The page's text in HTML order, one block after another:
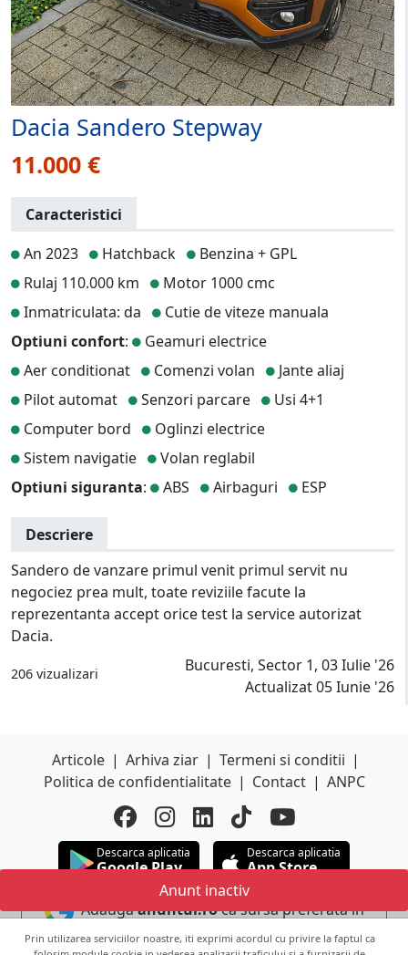
Dacia Sandero Stepway
11.000 €
Caracteristici
An 2023
Hatchback
Benzina + GPL
Rulaj 110.000 km
Motor 1000 cmc
Inmatriculata: da
Cutie de viteze manuala
Optiuni confort:
Geamuri electrice
Aer conditionat
Comenzi volan
Jante aliaj
Pilot automat
Senzori parcare
Usi 4+1
Computer bord
Oglinzi electrice
Sistem navigatie
Volan reglabil
Optiuni siguranta: ABS Airbaguri ESP
Descriere
Sandero de vanzare primul venit primul servit nu
negociez prea mult, toate reviziile facute la
reprezentanta accept orice test la service autorizat
Dacia.
206 vizualizari
Bucuresti, Sector 1, 03 Iulie '26
Actualizat 05 Iunie '26
Anunt inactiv
Prin utilizarea serviciilor noastre, iti exprimi acordul cu privire la faptul ca
Articole | Arhiva ziar | Termeni si conditii |
Politica de confidentialitate | Contact | ANPC
Descarca aplicatia
Google Play
Descarca aplicatia
App Store
Adaugaanuntul.roca sursa preferata in
Google